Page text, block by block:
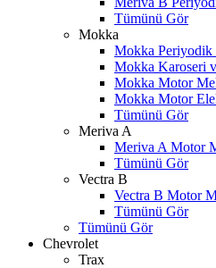
Tümünü Gör
Mokka
Mokka Periyodik
Mokka Karoseri
Mokka Motor
Mokka Motor
Tümünü Gör
Meriva A
Meriva A Motor
Tümünü Gör
Vectra B
Vectra B Motor
Tümünü Gör
Tümünü Gör
Chevrolet
Trax